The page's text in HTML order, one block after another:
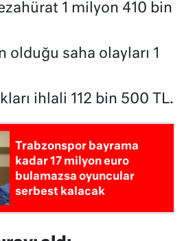
1 milyon 410 bin
olduğu saha olayları 1
ihlali 112 bin 500 TL.
Trabzonspor bayrama
kadar 17 milyon euro
bulamazsa oyuncular
serbest kalacak